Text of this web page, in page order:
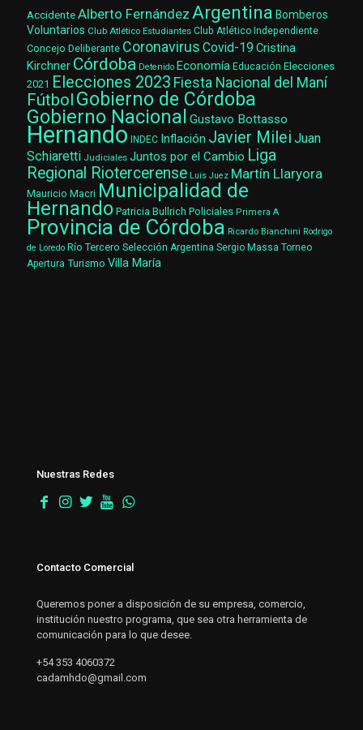
AccidenteAlberto Fernández Argentina Bomberos
Voluntarios Club Atlético Estudiantes Club Atlético Independiente
Concejo Deliberante Coronavirus Covid-19 Cristina
Kirchner Córdoba Detenido Economía Educación Elecciones
2021 Elecciones 2023 Fiesta Nacional del Maní
Fútbol Gobierno de Córdoba
Gobierno Nacional Gustavo Bottasso
Hernando INDEC Inflación Javier Milei Juan
Schiaretti Judiciales Juntos por el Cambio Liga
Regional Riotercerense Luis Juez Martín Llaryora
Mauricio Macri Municipalidad de
Hernando Patricia Bullrich Policiales Primera A
Provincia de Córdoba Ricardo Bianchini Rodrigo
de Loredo Río Tercero Selección Argentina Sergio Massa Torneo
Apertura Turismo Villa María
Nuestras Redes
Contacto Comercial
Queremos poner a disposición de su empresa, comercio,
institución nuestro programa, que sea otra herramienta de
comunicación para lo que desee.
+54 353 4060372
cadamhdo@gmail.com